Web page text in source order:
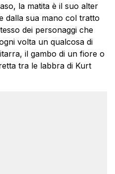
la matita è il suo alter
dalla sua mano col tratto
dei personaggi che
volta un qualcosa di
il gambo di un fiore o
tra le labbra di Kurt